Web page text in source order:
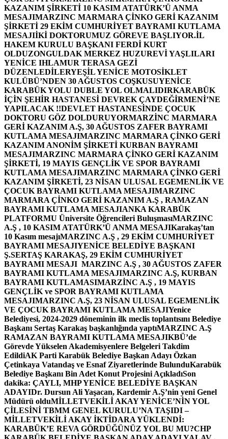
KAZANIM ŞİRKETİ 10 KASIM ATATÜRK’Ü ANMA
MESAJIMARZINC MARMARA ÇİNKO GERİ KAZANIM
ŞİRKETİ 29 EKİM CUMHURİYET BAYRAMI KUTLAMA
MESAJIİKİ DOKTORUMUZ GÖREVE BAŞLIYOR.İL
HAKEM KURULU BAŞKANI FERDİ KURT
OLDUZONGULDAK MERKEZ HUZUREVİ YAŞLILARI
YENİCE IHLAMUR TERASA GEZİ
DÜZENLEDİLERYEŞİL YENİCE MOTOSİKLET
KULÜBÜ’NDEN 30 AĞUSTOS COŞKUSUYENİCE
KARABÜK YOLU DUBLE YOL OLMALIDIRKARABÜK
İÇİN ŞEHİR HASTANESİ DEVREK ÇAYDEĞİRMENİ’NE
YAPILACAK !!DEVLET HASTANESİNDE ÇOCUK
DOKTORU GÖZ DOLDURUYORMARZİNC MARMARA
GERİ KAZANIM A.Ş, 30 AĞUSTOS ZAFER BAYRAMI
KUTLAMA MESAJIMARZINC MARMARA ÇİNKO GERİ
KAZANIM ANONİM ŞİRKETİ KURBAN BAYRAMI
MESAJIMARZINC MARMARA ÇİNKO GERİ KAZANIM
ŞİRKETİ, 19 MAYIS GENÇLİK VE SPOR BAYRAMI
KUTLAMA MESAJIMARZINC MARMARA ÇİNKO GERİ
KAZANIM ŞİRKETİ, 23 NİSAN ULUSAL EGEMENLİK VE
ÇOCUK BAYRAMI KUTLAMA MESAJIMARZINC
MARMARA ÇİNKO GERİ KAZANIM A.Ş , RAMAZAN
BAYRAMI KUTLAMA MESAJIANKA KARABÜK
PLATFORMU Üniversite Öğrencileri BuluşmasıMARZINC
A.Ş , 10 KASIM ATATÜRK’Ü ANMA MESAJIKarakaş’tan
10 Kasım mesajıMARZINC A.Ş , 29 EKİM CUMHURİYET
BAYRAMI MESAJIYENİCE BELEDİYE BAŞKANI
Ş.SERTAŞ KARAKAŞ, 29 EKİM CUMHURİYET
BAYRAMI MESAJI MARZINC A.Ş , 30 AĞUSTOS ZAFER
BAYRAMI KUTLAMA MESAJIMARZINC A.Ş, KURBAN
BAYRAMI KUTLAMASIMARZİNC A.Ş , 19 MAYIS
GENÇLİK ve SPOR BAYRAMI KUTLAMA
MESAJIMARZINC A.Ş, 23 NİSAN ULUSAL EGEMENLİK
VE ÇOCUK BAYRAMI KUTLAMA MESAJIYenice
Belediyesi, 2024-2029 döneminin ilk meclis toplantısını Belediye
Başkanı Sertaş Karakaş başkanlığında yaptıMARZINC A.Ş
RAMAZAN BAYRAMI KUTLAMA MESAJIKBÜ’de
Görevde Yükselen Akademisyenlere Belgeleri Takdim
EdildiAK Parti Karabük Belediye Başkan Adayı Özkan
Çetinkaya Vatandaş ve Esnaf Ziyaretlerinde BulunduKarabük
Belediye Başkanı Bin Adet Konut Projesini AçıkladıSon
dakika: ÇAYLI, MHP YENİCE BELEDİYE BAŞKAN
ADAYIDr. Dursun Ali Yaşacan, Kardemir A.Ş’nin yeni Genel
Müdürü olduMİLLETVEKİLİ AKAY YENİCE’NİN YOL
ÇİLESİNİ TBMM GENEL KURULU’NA TAŞIDI –
MİLLETVEKİLİ AKAY İKTİDARA YÜKLENDİ:
KARABÜK’E REVA GÖRDÜĞÜNÜZ YOL BU MU?CHP